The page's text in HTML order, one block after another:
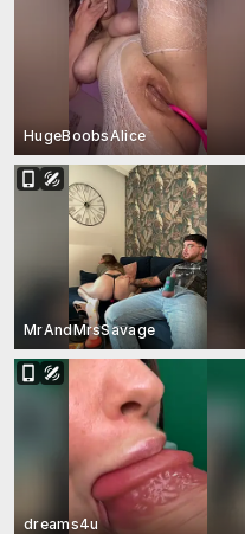
HugeBoobsAlice
MrAndMrsSavage
dreams4u